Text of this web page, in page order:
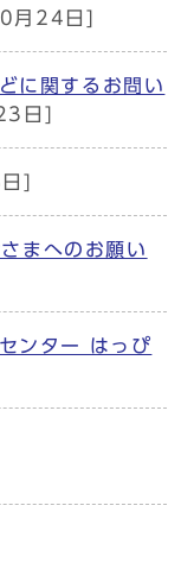
月24日]
に関するお問い
日]
]
まへのお願い
ンター はっぴ